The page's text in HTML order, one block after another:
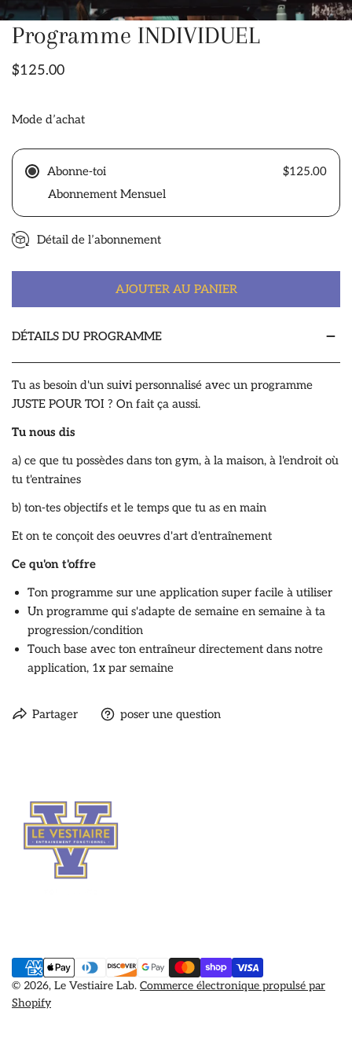
OUVRIR LE MÉDIA DANS LA VUE GALERIE
Programme INDIVIDUEL
Prix
$125.00
Mode d’achat
Abonne-toi
$125.00
Abonnement Mensuel
Détail de l’abonnement
AJOUTER AU PANIER
DÉTAILS DU PROGRAMME
Tu as besoin d'un suivi personnalisé avec un programme
JUSTE POUR TOI ? On fait ça aussi.
Tu nous dis
a) ce que tu possèdes dans ton gym, à la maison, à l'endroit où
tu t'entraines
b) ton-tes objectifs et le temps que tu as en main
Et on te conçoit des oeuvres d'art d'entraînement
Ce qu'on t'offre
Ton programme sur une application super facile à utiliser
Un programme qui s'adapte de semaine en semaine à ta
progression/condition
Touch base avec ton entraîneur directement dans notre
application, 1x par semaine
Partager poser une question
© 2026, Le Vestiaire Lab. Commerce électronique propulsé par
Shopify
Méthodes
de
payement